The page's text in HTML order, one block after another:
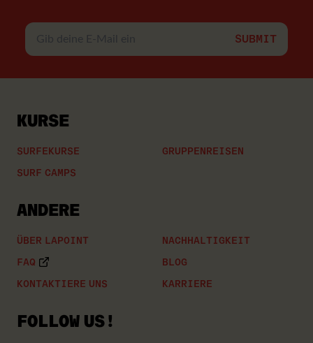
Gib
deine
E-
KURSE
SURFEKURSE GRUPPENREISEN
SURF CAMPS
ANDERE
ÜBER LAPOINT NACHHALTIGKEIT
FAQ BLOG
KONTAKTIERE UNS KARRIERE
FOLLOW US!